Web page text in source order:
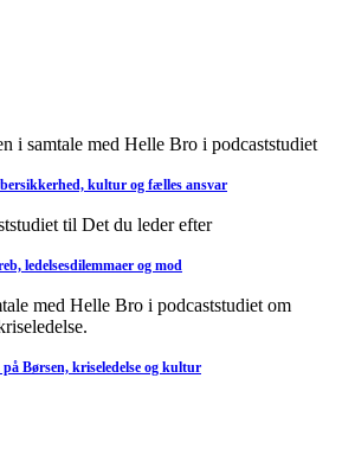
kultur og fælles ansvar
ledelsesdilemmaer og mod
Børsen, kriseledelse og kultur